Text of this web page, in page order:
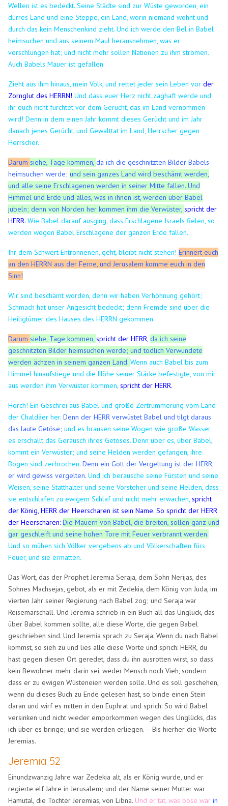
Wellen ist es bedeckt.Seine Städte sind zur Wüste geworden, ein
dürres Land und eine Steppe, ein Land, worin niemand wohnt und
durch das kein Menschenkind zieht.Und ich werde den Bel in Babel
heimsuchen und aus seinem Maul herausnehmen, was er
verschlungen hat; und nicht mehr sollen Nationen zu ihm strömen.
Auch Babels Mauer ist gefallen.
Zieht aus ihm hinaus, mein Volk, und rettet jeder sein Leben vorder
Zornglut des HERRN!Und dass euer Herz nicht zaghaft werde und
ihr euch nicht fürchtet vor dem Gerücht, das im Land vernommen
wird! Denn in dem einen Jahr kommt dieses Gerücht und im Jahr
danach jenes Gerücht, und Gewalttat im Land, Herrscher gegen
Herrscher.
Darum siehe, Tage kommen,da ich die geschnitzten Bilder Babels
heimsuchen werde; und sein ganzes Land wird beschämt werden,
und alle seine Erschlagenen werden in seiner Mitte fallen.Und
Himmel und Erde und alles, was in ihnen ist, werden über Babel
jubeln; denn von Norden her kommen ihm die Verwüster,spricht der
HERR.Wie Babel darauf ausging, dass Erschlagene Israels fielen, so
werden wegen Babel Erschlagene der ganzen Erde fallen.
Ihr dem Schwert Entronnenen, geht, bleibt nicht stehen!Erinnert euch
an den HERRN aus der Ferne, und Jerusalem komme euch in den
Sinn!
Wir sind beschämt worden, denn wir haben Verhöhnung gehört;
Schmach hat unser Angesicht bedeckt; denn Fremde sind über die
Heiligtümer des Hauses des HERRN gekommen.
Darum siehe, Tage kommen,spricht der HERR, da ich seine
geschnitzten Bilder heimsuchen werde; und tödlich Verwundete
werden ächzen in seinem ganzen Land.Wenn auch Babel bis zum
Himmel hinaufstiege und die Höhe seiner Stärke befestigte, von mir
aus werden ihm Verwüster kommen, spricht der HERR.
Horch! Ein Geschrei aus Babel und große Zertrümmerung vom Land
der Chaldäer her.Denn der HERR verwüstet Babel und tilgt daraus
das laute Getöse; und es brausen seine Wogen wie große Wasser,
es erschallt das Geräusch ihres Getöses.Denn über es, über Babel,
kommt ein Verwüster; und seine Helden werden gefangen, ihre
Bogen sind zerbrochen.Denn ein Gott der Vergeltung ist der HERR,
er wird gewiss vergelten.Und ich berausche seine Fürsten und seine
Weisen, seine Statthalter und seine Vorsteher und seine Helden, dass
sie entschlafen zu ewigem Schlaf und nicht mehr erwachen,spricht
der König, HERR der Heerscharen ist sein Name.So spricht der HERR
der Heerscharen: Die Mauern von Babel, die breiten, sollen ganz und
gar geschleift und seine hohen Tore mit Feuer verbrannt werden.
Und so mühen sich Völker vergebens ab und Völkerschaften fürs
Feuer, und sie ermatten.
Das Wort, das der Prophet Jeremia Seraja, dem Sohn Nerijas, des
Sohnes Machsejas, gebot, als er mit Zedekia, dem König von Juda, im
vierten Jahr seiner Regierung nach Babel zog; und Seraja war
Reisemarschall. Und Jeremia schrieb in ein Buch all das Unglück, das
über Babel kommen sollte, alle diese Worte, die gegen Babel
geschrieben sind. Und Jeremia sprach zu Seraja: Wenn du nach Babel
kommst, so sieh zu und lies alle diese Worte und sprich: HERR, du
hast gegen diesen Ort geredet, dass du ihn ausrotten wirst, so dass
kein Bewohner mehr darin sei, weder Mensch noch Vieh, sondern
dass er zu ewigen Wüsteneien werden solle. Und es soll geschehen,
wenn du dieses Buch zu Ende gelesen hast, so binde einen Stein
daran und wirf es mitten in den Euphrat und sprich: So wird Babel
versinken und nicht wieder emporkommen wegen des Unglücks, das
ich über es bringe; und sie werden erliegen. – Bis hierher die Worte
Jeremias.
Jeremia 52
Einundzwanzig Jahre war Zedekia alt, als er König wurde, und er
regierte elf Jahre in Jerusalem; und der Name seiner Mutter war
Hamutal, die Tochter Jeremias, von Libna. Und er tat, was böse war in